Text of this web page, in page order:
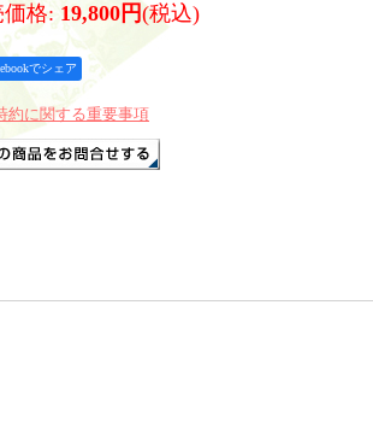
価格: 19,800円(税込)
でシェア
約に関する重要事項